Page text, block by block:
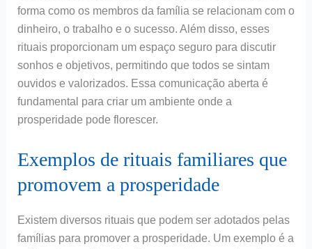
forma como os membros da família se relacionam com o
dinheiro, o trabalho e o sucesso. Além disso, esses
rituais proporcionam um espaço seguro para discutir
sonhos e objetivos, permitindo que todos se sintam
ouvidos e valorizados. Essa comunicação aberta é
fundamental para criar um ambiente onde a
prosperidade pode florescer.
Exemplos de rituais familiares que
promovem a prosperidade
Existem diversos rituais que podem ser adotados pelas
famílias para promover a prosperidade. Um exemplo é a